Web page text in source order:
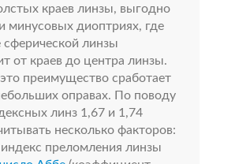
краев линзы, выгодно
минусовых диоптриях, где
сферической линзы
от краев до центра линзы.
преимущество сработает
оправах. По поводу
линз 1,67 и 1,74
несколько факторов:
преломления линзы